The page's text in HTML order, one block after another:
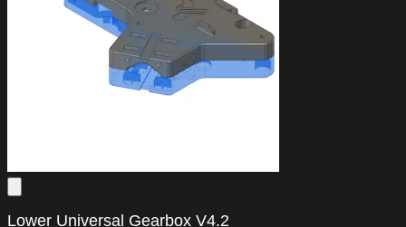
HPA KIT CONFIGURATOR
Lower Universal Gearbox V4.2